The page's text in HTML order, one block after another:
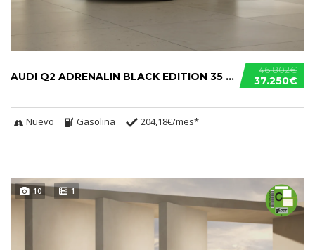
46.802€
37.250€
AUDI Q2 ADRENALIN BLACK EDITION 35 TFSI
Nuevo Gasolina 204,18€/mes*
10 1